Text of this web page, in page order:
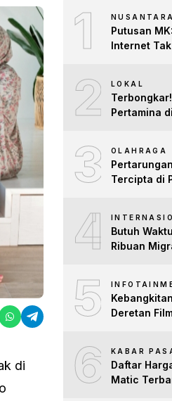
di
1 NUSANTARA
Putusan
Internet
2 LOKAL
Pertamina
3 OLAHRAGA
Tercipta di
4
Butuh
Ribuan
5
Deretan
Global
6 KABAR
Daftar
Matic